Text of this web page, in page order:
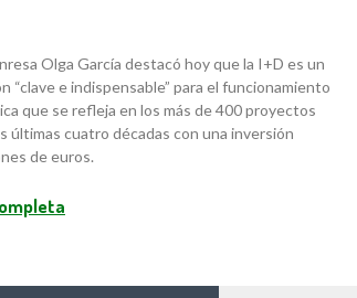
Olga García destacó hoy que la I+D es un
“clave e indispensable” para el funcionamiento
que se refleja en los más de 400 proyectos
últimas cuatro décadas con una inversión
de euros.